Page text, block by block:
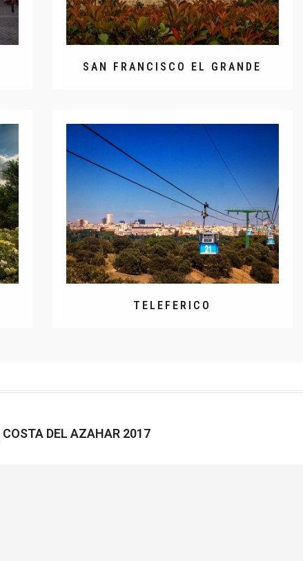
SAN FRANCISCO EL GRANDE
TELEFERICO
DEL AZAHAR 2017